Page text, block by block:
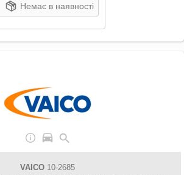
Немає в наявності
VAICO 10-2685